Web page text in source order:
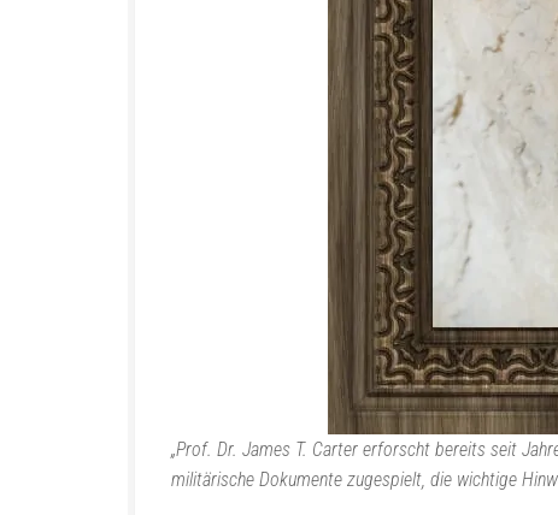
„Prof. Dr. James T. Carter erforscht bereits seit
militärische Dokumente zugespielt, die wichtige